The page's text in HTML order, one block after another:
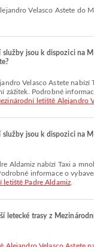
služby jsou k dispozici na
zážitek. Podrobné
letiště Alejandro
služby jsou k dispozici na
informace o
letiště Padre Aldamiz
letecké trasy z